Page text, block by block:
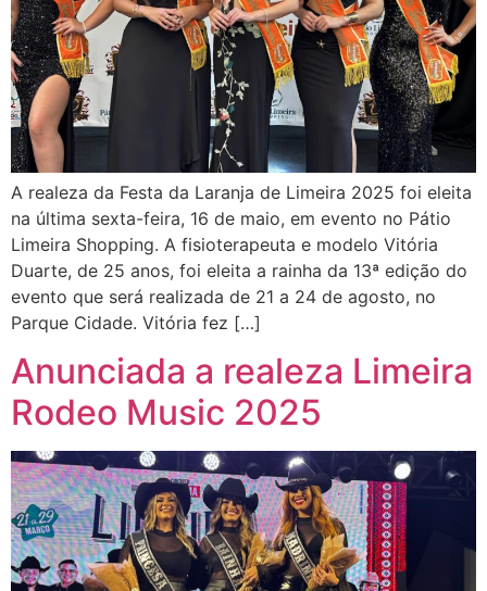
A realeza da Festa da Laranja de Limeira 2025 foi eleita
na última sexta-feira, 16 de maio, em evento no Pátio
Limeira Shopping. A fisioterapeuta e modelo Vitória
Duarte, de 25 anos, foi eleita a rainha da 13ª edição do
evento que será realizada de 21 a 24 de agosto, no
Parque Cidade. Vitória fez […]
Anunciada a realeza Limeira
Rodeo Music 2025